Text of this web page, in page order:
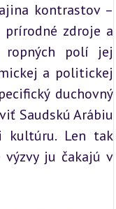
kontrastov –
prírodné zdroje a
ropných polí jej
a politickej
Saudskú Arábiu
kultúru. Len tak
výzvy ju čakajú v